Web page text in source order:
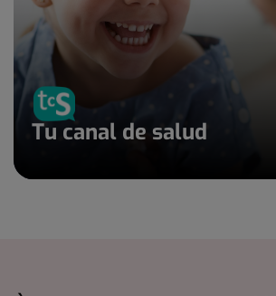
Tu canal de salud